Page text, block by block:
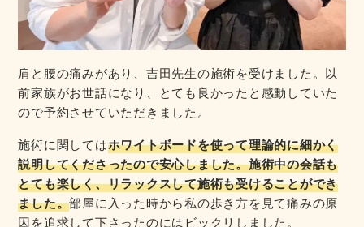
肩と腰の痛みがあり、吉田先生の施術を受けました。以
前家族がお世話になり、とても良かったと感動していた
ので予約させていただきました。
施術に関してはホワイトボードを使って理論的に細かく
説明してくださったので安心しました。施術中の会話も
とても楽しく、リラックスして施術も受けることができ
ました。部屋に入った時から私の歩き方を見て痛みの原
因を追求して下さったのにはビックリしました。